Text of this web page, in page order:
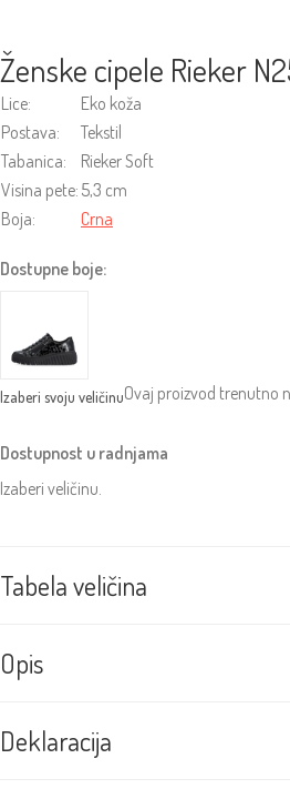
Ženske cipele Rieker
Lice:
Eko koža
Postava:
Tekstil
Tabanica:
Rieker Soft
Visina pete: 5,3 cm
Boja:
Crna
Dostupne boje:
Ovaj proizvod trenutno
Dostupnost u radnjama
Izaberi veličinu.
Tabela veličina
Opis
Deklaracija